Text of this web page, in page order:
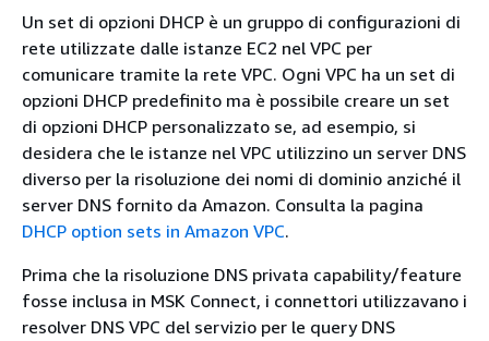
Un set di opzioni DHCP è un gruppo di configurazioni di
rete utilizzate dalle istanze EC2 nel VPC per
comunicare tramite la rete VPC. Ogni VPC ha un set di
opzioni DHCP predefinito ma è possibile creare un set
di opzioni DHCP personalizzato se, ad esempio, si
desidera che le istanze nel VPC utilizzino un server DNS
diverso per la risoluzione dei nomi di dominio anziché il
server DNS fornito da Amazon. Consulta la pagina
DHCP option sets in Amazon VPC.
Prima che la risoluzione DNS privata capability/feature
fosse inclusa in MSK Connect, i connettori utilizzavano i
resolver DNS VPC del servizio per le query DNS